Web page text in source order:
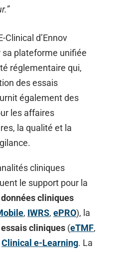
Clinical d’Ennov
sa plateforme unifiée
réglementaire qui,
des essais
également des
les affaires
la qualité et la
cliniques
le support pour la
cliniques
, IWRS, ePRO), la
cliniques (eTMF,
Clinical e-Learning. La